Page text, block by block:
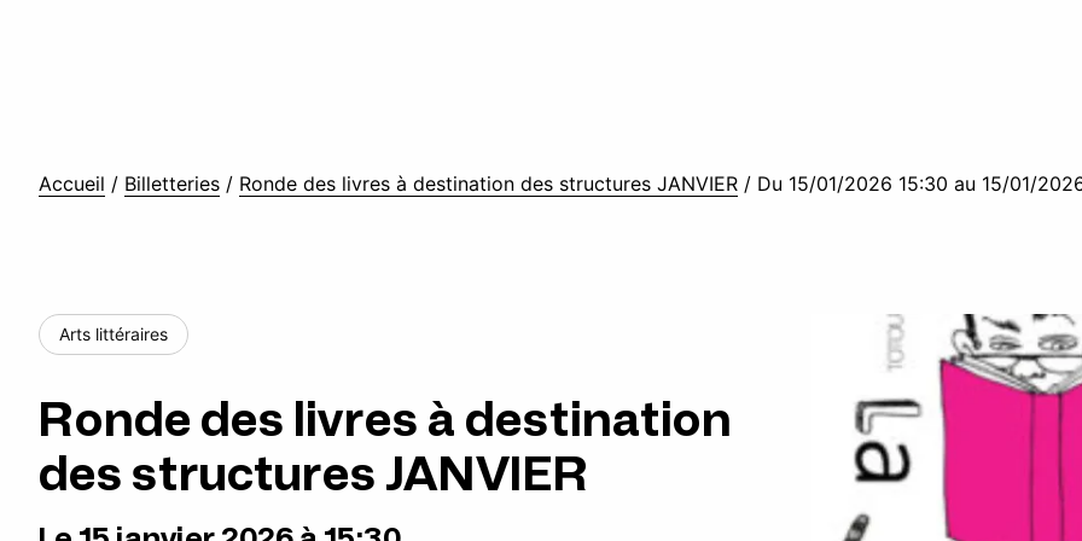
Accueil / Billetteries / Ronde des livres à destination des structures JANVIER / Du 15/01/2026 15:30 au 15/01/
Arts littéraires
Ronde des livres à destination
des structures JANVIER